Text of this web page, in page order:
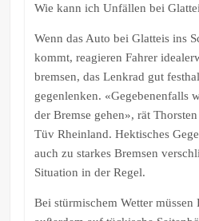
Wie kann ich Unfällen bei
Wenn das Auto bei Glatteis ins
kommt, reagieren Fahrer
bremsen, das Lenkrad gut
gegenlenken. «Gegebenenfalls
der Bremse gehen», rät
Tüv Rheinland. Hektisches
auch zu starkes Bremsen
Situation in der Regel.
Bei stürmischem Wetter müssen